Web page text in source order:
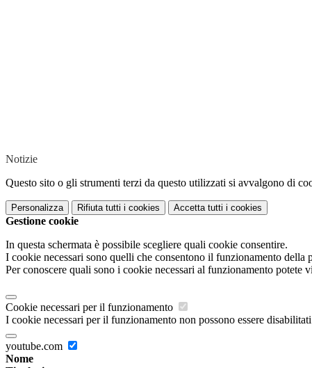
Notizie
Questo sito o gli strumenti terzi da questo utilizzati si avvalgono di
Personalizza Rifiuta tutti i cookies Accetta tutti i cookies
Gestione cookie
In questa schermata è possibile scegliere quali cookie consentire.
I cookie necessari sono quelli che consentono il funzionamento della
Per conoscere quali sono i cookie necessari al funzionamento potete
Cookie necessari per il funzionamento
I cookie necessari per il funzionamento non possono essere
youtube.com
Nome